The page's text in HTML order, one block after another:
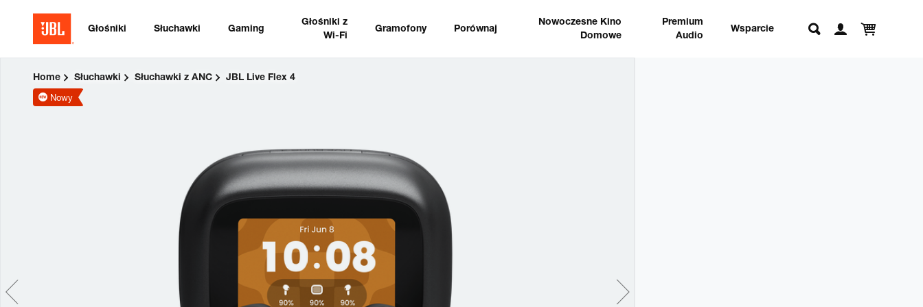
Głośniki Słuchawki Gaming
Głośniki z
Wi-Fi
Gramofony Porównaj
Nowoczesne Kino
Domowe
Premium
Audio
Wsparcie
Home Słuchawki Słuchawki z ANC JBL Live Flex 4
Nowy